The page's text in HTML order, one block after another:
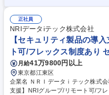
正社員
NRIデータiテック株式会社
【セキュリティ製品の導
ト可/フレックス制度あり
月給41万9800円以上
東京都江東区
企業名 ＮＲＩデータｉテック株式会社 求人名 【セキュリティ製品の
支援】NRIグループ/リモート可/フレックス制度あ